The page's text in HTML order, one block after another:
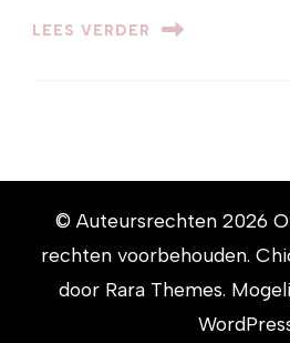
LEES VERDER
© Auteursrechten 2026
rechten voorbehouden.
door Rara Themes.